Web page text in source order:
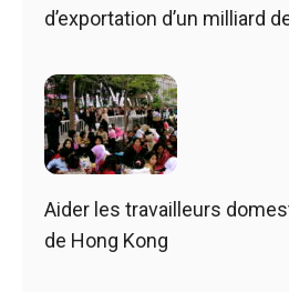
d’exportation d’un milliard
Aider les travailleurs
de Hong Kong